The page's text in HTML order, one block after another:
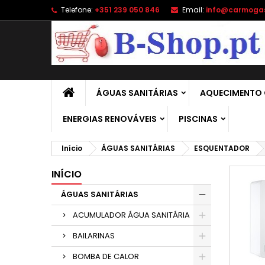
Telefone: +351 239 050 846 Email:
ÁGUAS SANITÁRIAS AQUECIMENTO
ENERGIAS RENOVÁVEIS PISCINAS
Início ÁGUAS SANITÁRIAS ESQUENTADOR
INÍCIO
ÁGUAS SANITÁRIAS
ACUMULADOR ÁGUA SANITÁRIA
BAILARINAS
BOMBA DE CALOR
add_circle_outline
É